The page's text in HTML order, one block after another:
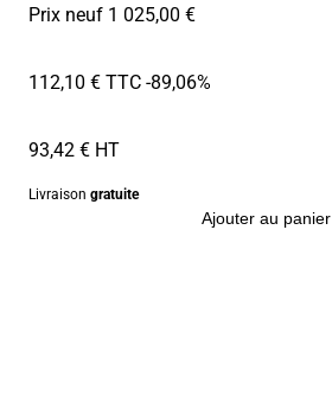
Prix neuf 1 025,00 €
112,10 € TTC-89,06%
93,42 € HT
Livraison gratuite
Ajouter au panier